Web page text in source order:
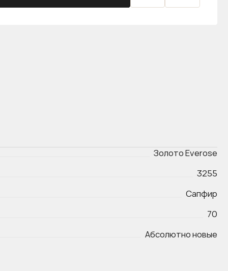
Золото Everose
3255
Сапфир
70
Абсолютно новые